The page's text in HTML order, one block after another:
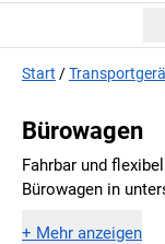
Start
Bürowagen
Fahrbar und
Bürowagen in
+ Mehr anzeigen